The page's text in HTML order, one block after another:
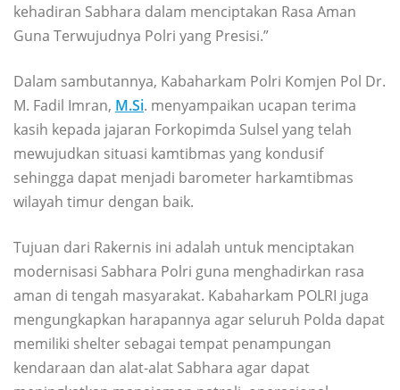
kehadiran Sabhara dalam menciptakan Rasa Aman
Guna Terwujudnya Polri yang Presisi.”
Dalam sambutannya, Kabaharkam Polri Komjen Pol Dr.
M. Fadil Imran, M.Si. menyampaikan ucapan terima
kasih kepada jajaran Forkopimda Sulsel yang telah
mewujudkan situasi kamtibmas yang kondusif
sehingga dapat menjadi barometer harkamtibmas
wilayah timur dengan baik.
Tujuan dari Rakernis ini adalah untuk menciptakan
modernisasi Sabhara Polri guna menghadirkan rasa
aman di tengah masyarakat. Kabaharkam POLRI juga
mengungkapkan harapannya agar seluruh Polda dapat
memiliki shelter sebagai tempat penampungan
kendaraan dan alat-alat Sabhara agar dapat